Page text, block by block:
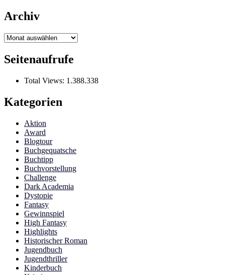
Archiv
Archiv
Seitenaufrufe
Total Views: 1.388.338
Kategorien
Aktion
Award
Blogtour
Buchgequatsche
Buchtipp
Buchvorstellung
Challenge
Dark Academia
Dystopie
Fantasy
Gewinnspiel
High Fantasy
Highlights
Historischer Roman
Jugendbuch
Jugendthriller
Kinderbuch